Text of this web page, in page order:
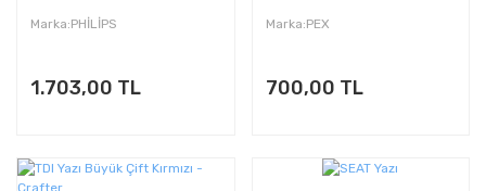
Marka:PHİLİPS
1.703,00 TL
Marka:PEX
700,00 TL